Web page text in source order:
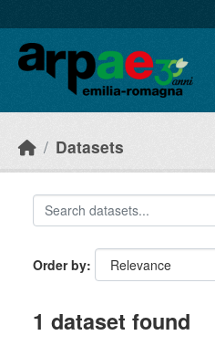
Datasets
Order by
1 dataset found